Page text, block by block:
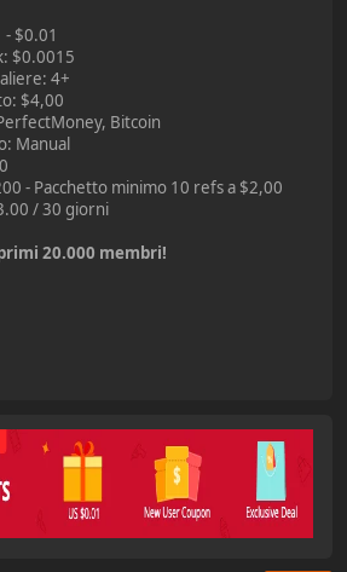
- $0.01
$0.0015
4+
$4,00
Bitcoin
Manual
- Pacchetto minimo 10 refs a $2,00
/ 30 giorni
20.000 membri!